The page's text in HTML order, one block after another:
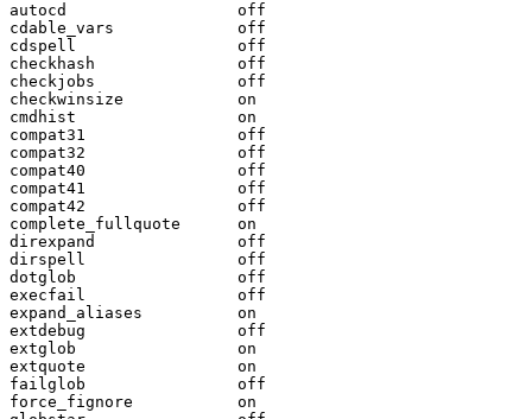
autocd			off
cdable_vars		off
cdspell			off
checkhash		off
checkjobs		off
checkwinsize		on
cmdhist			on
compat31		off
compat32		off
compat40		off
compat41		off
compat42		off
complete_fullquote	on
direxpand		off
dirspell		off
dotglob			off
execfail		off
expand_aliases		on
extdebug		off
extglob			on
extquote		on
failglob		off
force_fignore		on